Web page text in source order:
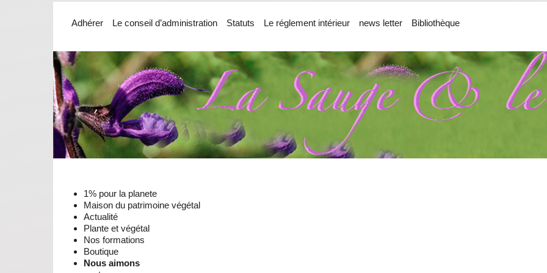
Adhérer Le conseil d’administration Statuts Le réglement intérieur news letter Bibliothèque
1% pour la planete
Maison du patrimoine végétal
Actualité
Plante et végétal
Nos formations
Boutique
Nous aimons